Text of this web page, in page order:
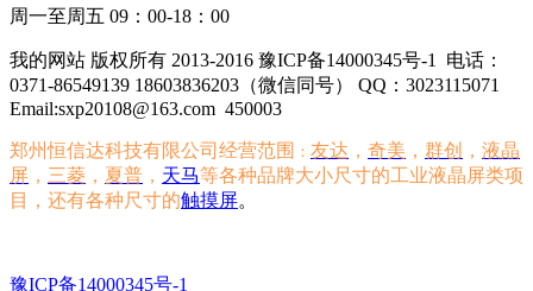
周一至周五 09：00-18：00
我的网站 版权所有 2013-2016 豫ICP备14000345号-1
电话：
0371-86549139 18603836203（微信同号） QQ：3023115071
Email:sxp20108@163.com 450003
郑州恒信达科技有限公司经营范围 ： 友达 ， 奇美 ， 群创 ， 液晶
屏 ， 三菱 ， 夏普 ， 天马等各种品牌大小尺寸的工业液晶屏类项
目，还有各种尺寸的触摸屏。
豫ICP备14000345号-1